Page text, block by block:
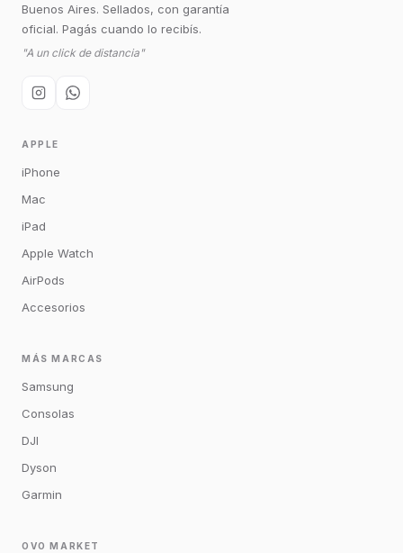
Buenos Aires. Sellados, con garantía
oficial. Pagás cuando lo recibís.
"A un click de distancia"
APPLE
iPhone
Mac
iPad
Apple Watch
AirPods
Accesorios
MÁS MARCAS
Samsung
Consolas
DJI
Dyson
Garmin
OVO MARKET